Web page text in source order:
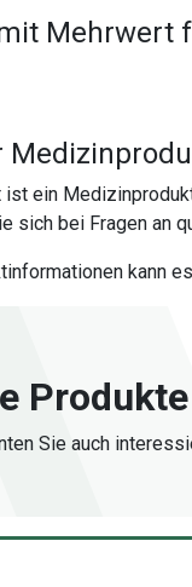
Mehrwert
ein
sich bei Fragen an
kann
Produkte
Sie auch